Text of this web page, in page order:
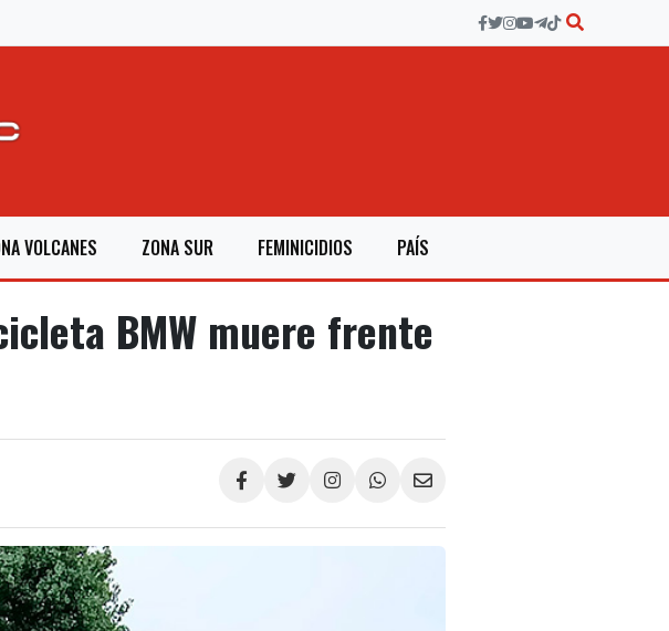
VOLCANES ZONA SUR FEMINICIDIOS PAÍS
BMW muere frente
Compartir